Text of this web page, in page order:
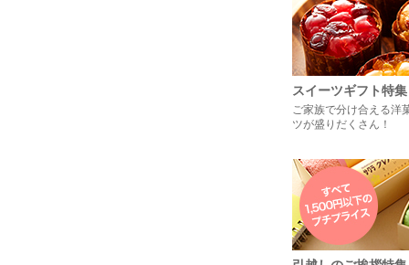
スイーツギフト特集
ご家族で分け合える洋
ツが盛りだくさん！